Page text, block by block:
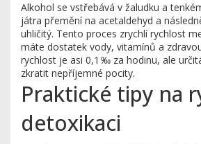
Alkohol se vstřebává v žaludku a
játra přemění na acetaldehyd a
uhličitý. Tento proces zrychlí rychlost
máte dostatek vody, vitamínů a
rychlost je asi 0,1 ‰ za hodinu, ale
zkratit nepříjemné pocity.
Praktické tipy na
detoxikaci